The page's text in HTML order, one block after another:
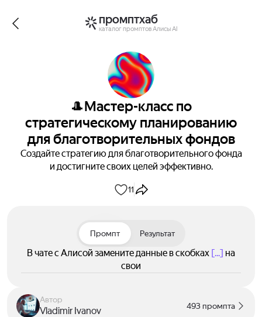
промптхаб
каталог промптов Алисы AI
🎩Мастер-класс по
стратегическому планированию
для благотворительных фондов
Создайте стратегию для благотворительного фонда
и достигните своих целей эффективно.
11
Промпт Результат
В чате с Алисой замените данные в скобках [...] на
свои
Автор
Vladimir Ivanov 493 промпта